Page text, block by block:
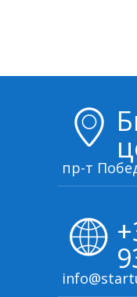
пр-т